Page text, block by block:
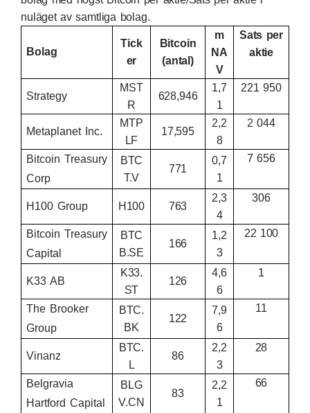
nuläget av samtliga bolag.
Bolag
Tick
er
Bitcoin
(antal)
m
NA
V
Sats per
aktie
Strategy
MST
R
628,946
1,7
1
221 950
Metaplanet Inc.
MTP
LF
17,595
2,2
8
2 044
Bitcoin Treasury
Corp
BTC
T.V
771
0,7
1
7 656
H100 Group H100 763
2,3
4
306
Bitcoin Treasury
Capital
BTC
B.SE
166
1,2
3
22 100
K33 AB
K33.
ST
126
4,6
6
1
The Brooker
Group
BTC.
BK
122
7,9
6
11
Vinanz
BTC.
L
86
2,2
3
28
Belgravia
Hartford Capital
BLG
V.CN
83
2,2
1
66